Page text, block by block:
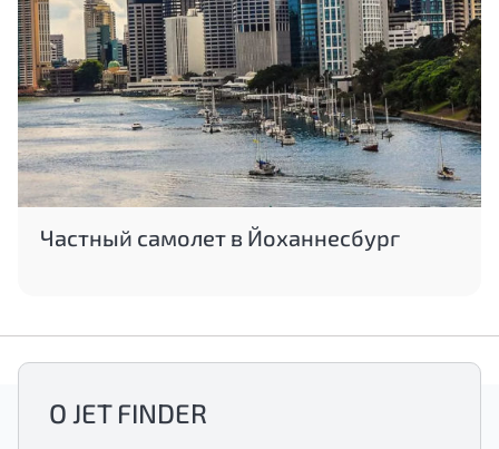
Частный самолет в Йоханнесбург
О JET FINDER